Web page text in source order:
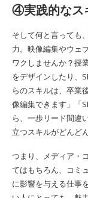
④実践的なス
そして何と言っても
力。映像編集やウェ
ワクしませんか？授
をデザインしたり、
らのスキルは、卒業
像編集できます」「
ら、一歩リード間違
立つスキルがどんど
つまり、メディア・
てはもちろん、コミ
に影響を与える仕事